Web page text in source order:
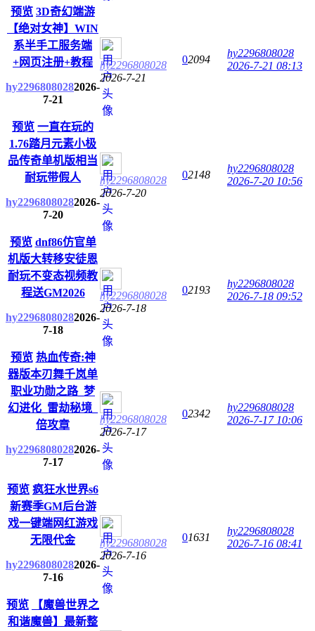
预览 3D奇幻端游
【绝对女神】WIN
系半手工服务端
+网页注册+教程
hy22968080282026-
7-21
hy2296808028
2026-7-21
02094
hy2296808028
2026-7-21 08:13
预览 一直在玩的
1.76踏月元素小极
品传奇单机版相当
耐玩带假人
hy22968080282026-
7-20
hy2296808028
2026-7-20
02148
hy2296808028
2026-7-20 10:56
预览 dnf86仿官单
机版大转移安徒恩
耐玩不变态视频教
程送GM2026
hy22968080282026-
7-18
hy2296808028
2026-7-18
02193
hy2296808028
2026-7-18 09:52
预览 热血传奇:神
器版本刃舞千岚单
职业功勋之路_梦
幻进化_雷劫秘境_
倍攻章
hy22968080282026-
7-17
hy2296808028
2026-7-17
02342
hy2296808028
2026-7-17 10:06
预览 疯狂水世界s6
新赛季GM后台游
戏一键端网红游戏
无限代金
hy22968080282026-
7-16
hy2296808028
2026-7-16
01631
hy2296808028
2026-7-16 08:41
预览
【魔兽世界之
和谐魔兽】最新整